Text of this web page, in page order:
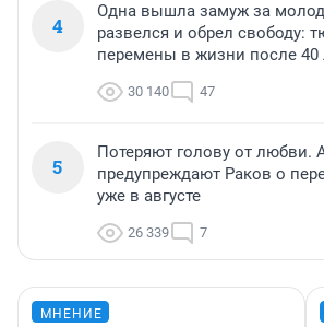
4
Одна вышла замуж за
развелся и обрел свободу:
перемены в жизни после 40
30 140 47
5
Потеряют голову от любви.
предупреждают Раков о
уже в августе
26 339 7
МНЕНИЕ